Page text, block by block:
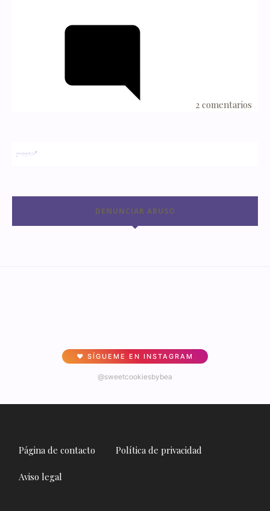
2 comentarios
DENUNCIAR ABUSO
♥ SÍGUEME EN INSTAGRAM
@sweetcookiesbybea
Página de contacto Política de privacidad
Aviso legal